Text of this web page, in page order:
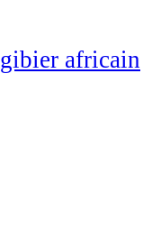
gibier africain